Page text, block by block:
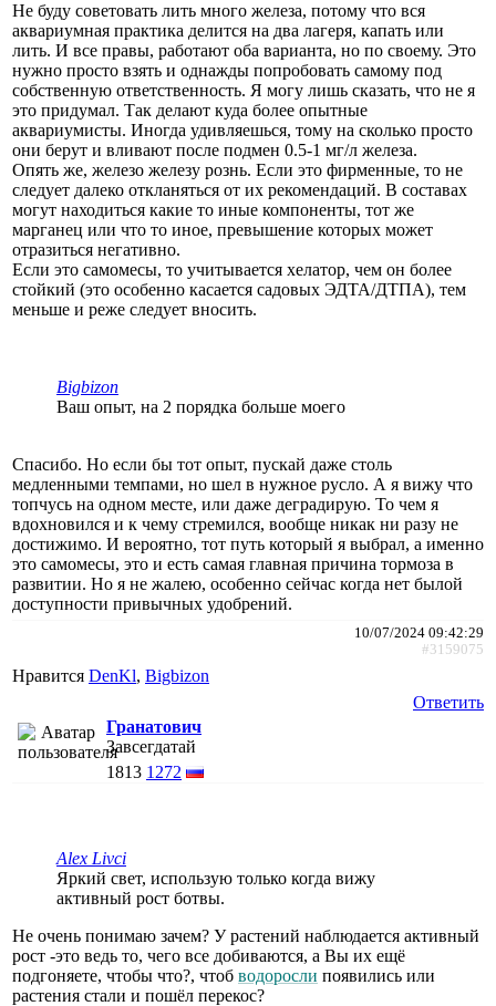
Не буду советовать лить много железа, потому что вся
аквариумная практика делится на два лагеря, капать или
лить. И все правы, работают оба варианта, но по своему. Это
нужно просто взять и однажды попробовать самому под
собственную ответственность. Я могу лишь сказать, что не я
это придумал. Так делают куда более опытные
аквариумисты. Иногда удивляешься, тому на сколько просто
они берут и вливают после подмен 0.5-1 мг/л железа.
Опять же, железо железу рознь. Если это фирменные, то не
следует далеко откланяться от их рекомендаций. В составах
могут находиться какие то иные компоненты, тот же
марганец или что то иное, превышение которых может
отразиться негативно.
Если это самомесы, то учитывается хелатор, чем он более
стойкий (это особенно касается садовых ЭДТА/ДТПА), тем
меньше и реже следует вносить.
Bigbizon
Ваш опыт, на 2 порядка больше моего
Спасибо. Но если бы тот опыт, пускай даже столь
медленными темпами, но шел в нужное русло. А я вижу что
топчусь на одном месте, или даже деградирую. То чем я
вдохновился и к чему стремился, вообще никак ни разу не
достижимо. И вероятно, тот путь который я выбрал, а именно
это самомесы, это и есть самая главная причина тормоза в
развитии. Но я не жалею, особенно сейчас когда нет былой
доступности привычных удобрений.
10/07/2024 09:42:29
#3159075
Нравится DenKl, Bigbizon
Ответить
Гранатович
Завсегдатай
1813 1272
Alex Livci
Яркий свет, использую только когда вижу
активный рост ботвы.
Не очень понимаю зачем? У растений наблюдается активный
рост -это ведь то, чего все добиваются, а Вы их ещё
подгоняете, чтобы что?, чтоб водоросли появились или
растения стали и пошёл перекос?